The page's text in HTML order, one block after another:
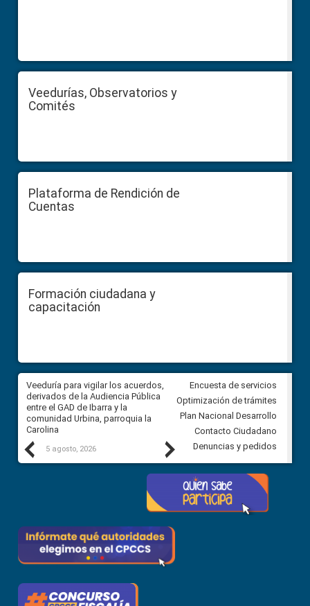
Veedurías, Observatorios y
Comités
Plataforma de Rendición de
Cuentas
Formación ciudadana y
capacitación
Previous
Veeduría para vigilar los acuerdos,
derivados de la Audiencia Pública
entre el GAD de Ibarra y la
comunidad Urbina, parroquia la
Carolina
5 agosto, 2026
CPCCS convoca a Veeduría
Ciudadana para vigilar el
5 agosto, 2026
Next
Encuesta de servicios
Optimización de trámites
Plan Nacional Desarrollo
Contacto Ciudadano
Denuncias y pedidos